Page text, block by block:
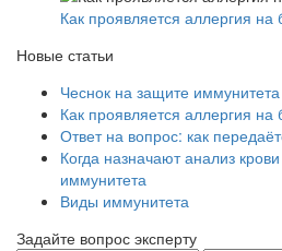
Как проявляется аллергия на
Новые статьи
Чеснок на защите иммунитета
Как проявляется аллергия на
Ответ на вопрос: как
Когда назначают анализ
иммунитета
Виды иммунитета
Задайте вопрос эксперту